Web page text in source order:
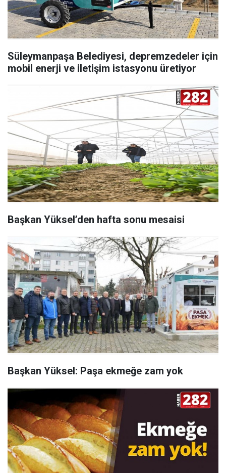
Süleymanpaşa Belediyesi, depremzedeler için
mobil enerji ve iletişim istasyonu üretiyor
Başkan Yüksel’den hafta sonu mesaisi
Başkan Yüksel: Paşa ekmeğe zam yok